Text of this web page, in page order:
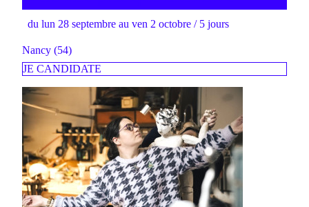
du lun 28 septembre au ven 2 octobre / 5 jours
Nancy (54)
JE CANDIDATE